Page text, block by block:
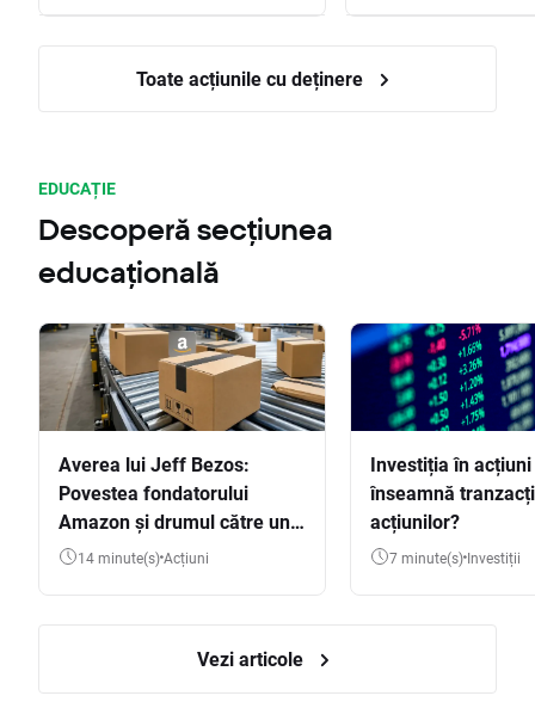
Toate acțiunile cu deținere
EDUCAȚIE
Descoperă secțiunea
educațională
Averea lui Jeff Bezos:
Povestea fondatorului
Amazon și drumul către una
dintre cele mai mari averi
14 minute(s) Acțiuni
Investiția în
înseamnă
acțiunilor?
7 minute(s) Investiții
Vezi articole